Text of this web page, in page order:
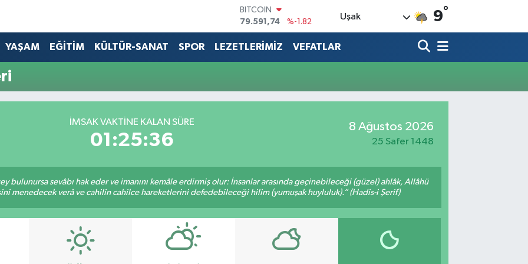
BITCOIN
79.591,74
%-1.82
DOLAR
45,43620
%0.02
61,60380
%0.18
Uşak 9°
YAŞAM EĞİTİM KÜLTÜR-SANAT SPOR LEZETLERİMİZ VEFATLAR
İMSAK VAKTİNE KALAN SÜRE
01:25:36
8 Ağustos 2026
25 Safer 1448
bulunursa sevâbı hak eder ve imanını kemâle erdirmiş olur: İnsanlar arasında geçinebileceği (güzel) ahlâk, Allâhü
menedecek verâ ve cahilin cahilce hareketlerini defedebileceği hilim (yumuşak huyluluk).” (Hadis-i Şerif)